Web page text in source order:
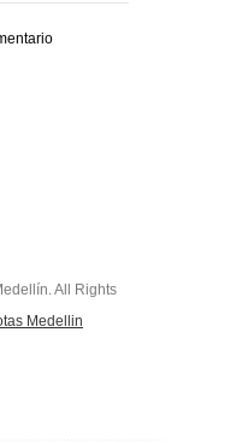
All Rights
Medellin